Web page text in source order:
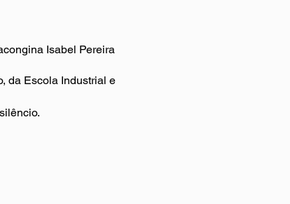
Isabel Pereira
da Escola Industrial e